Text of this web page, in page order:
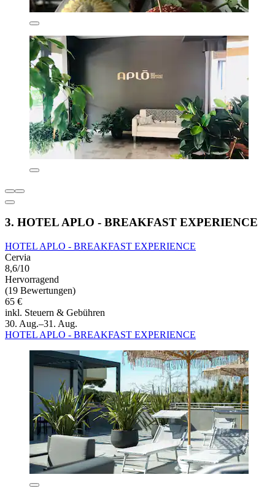
3. HOTEL APLO - BREAKFAST EXPERIENCE
HOTEL APLO - BREAKFAST EXPERIENCE
Cervia
8,6/10
Hervorragend
(19 Bewertungen)
65 €
inkl. Steuern & Gebühren
30. Aug.–31. Aug.
HOTEL APLO - BREAKFAST EXPERIENCE